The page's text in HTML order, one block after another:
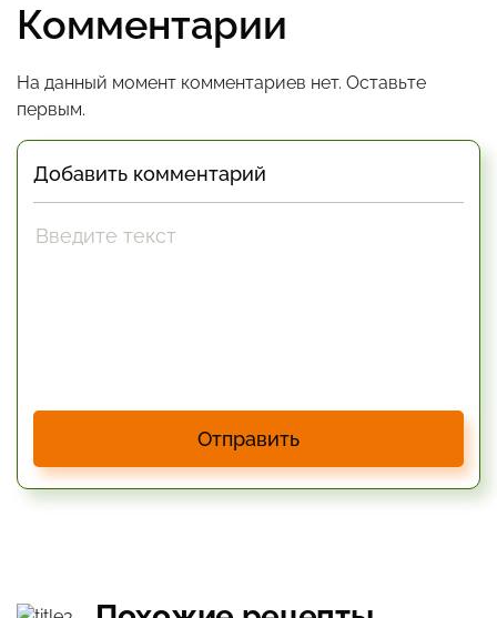
Комментарии
На данный момент комментариев нет. Оставьте
первым.
Добавить комментарий
Отправить